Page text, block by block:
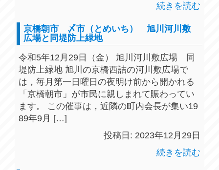
続きを読む
京橋朝市 〆市（とめいち） 旭川河川敷
広場と同堤防上緑地
令和5年12月29日（金） 旭川河川敷広場 同
堤防上緑地 旭川の京橋西詰の河川敷広場で
は，毎月第一日曜日の夜明け前から開かれる
「京橋朝市」が市民に親しまれて賑わってい
ます。 この催事は，近隣の町内会長が集い19
89年9月 […]
投稿日: 2023年12月29日
続きを読む